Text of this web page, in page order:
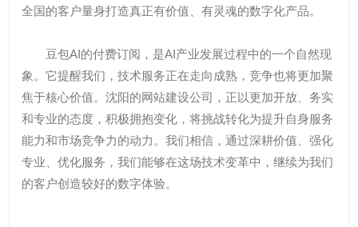
全国的客户量身打造真正有价值、有灵魂的数字化产品。
豆包AI的付费订阅，是AI产业发展过程中的一个自然现
象。它提醒我们，技术服务正在走向成熟，竞争也将更加聚
焦于核心价值。沈阳的网站建设公司，正以更加开放、务实
和专业的态度，积极拥抱变化，将挑战转化为提升自身服务
能力和市场竞争力的动力。我们相信，通过深耕价值、强化
专业、优化服务，我们能够在这场技术变革中，继续为我们
的客户创造较好的数字体验。